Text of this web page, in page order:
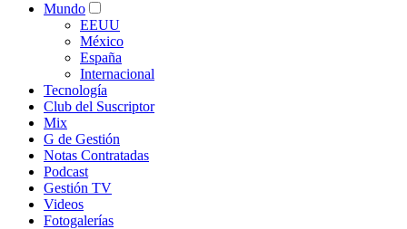
Mundo
EEUU
México
España
Internacional
Tecnología
Club del Suscriptor
Mix
G de Gestión
Notas Contratadas
Podcast
Gestión TV
Videos
Fotogalerías